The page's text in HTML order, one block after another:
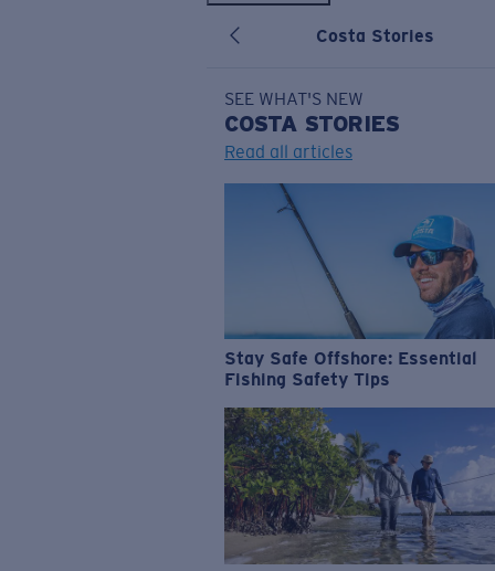
Costa Stories
SEE WHAT'S NEW
COSTA STORIES
Read all articles
Stay Safe Offshore: Essential
Fishing Safety Tips